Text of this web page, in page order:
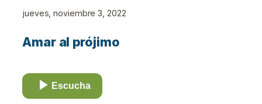
jueves, noviembre 3, 2022
Amar al prójimo
Escucha